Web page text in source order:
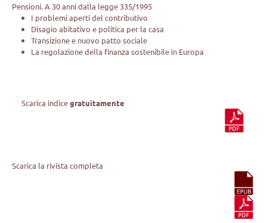
Pensioni. A 30 anni dalla legge 335/1995
I problemi aperti del contributivo
Disagio abitativo e politica per la casa
Transizione e nuovo patto sociale
La regolazione della finanza sostenibile in Europa
Scarica indicegratuitamente
Scarica la rivista completa